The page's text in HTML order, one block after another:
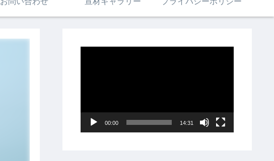
ヤ
00:00 14:31